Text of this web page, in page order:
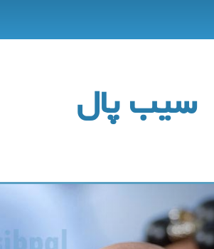
سیب پال